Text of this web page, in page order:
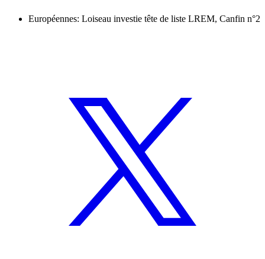
Européennes: Loiseau investie tête de liste LREM, Canfin n°2